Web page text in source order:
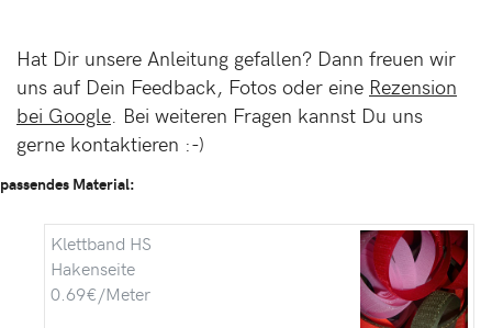
Hat Dir unsere Anleitung gefallen? Dann freuen wir
uns auf Dein Feedback, Fotos oder eine Rezension
bei Google. Bei weiteren Fragen kannst Du uns
gerne kontaktieren :-)
passendes Material:
Klettband HS
Hakenseite
0.69€/Meter